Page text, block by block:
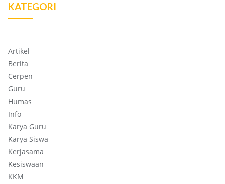
KATEGORI
Artikel
Berita
Cerpen
Guru
Humas
Info
Karya Guru
Karya Siswa
Kerjasama
Kesiswaan
KKM